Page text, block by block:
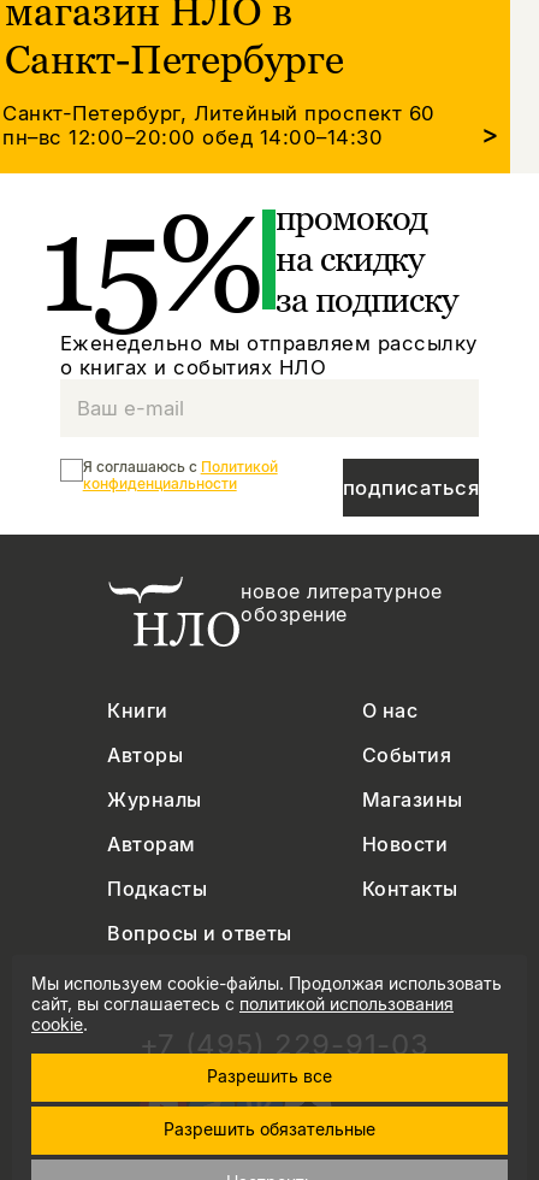
магазин НЛО в
Санкт-Петербурге
Санкт-Петербург, Литейный проспект 60
пн–вс 12:00–20:00обед 14:00–14:30 >
15% промокод
на скидку
за подписку
Еженедельно мы отправляем рассылку
о книгах и событиях НЛО
подписаться
Я соглашаюсь с Политикой
конфиденциальности
новое литературное
обозрение
Книги
О нас
Авторы
События
Журналы
Магазины
Авторам
Новости
Подкасты
Контакты
Вопросы и ответы
+7 (495) 229-91-03
info@nlobooks.ru
Мы используем cookie-файлы. Продолжая использовать
сайт, вы соглашаетесь с политикой использования
cookie.
Разрешить все
Разрешить обязательные